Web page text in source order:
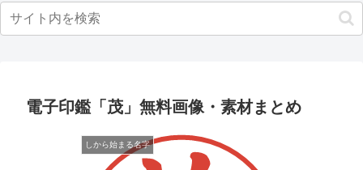
電子印鑑「茂」無料画像・素材まとめ
しから始まる名字